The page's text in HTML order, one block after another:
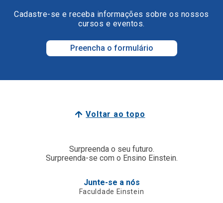
Cadastre-se e receba informações sobre os nossos
cursos e eventos.
Preencha o formulário
Voltar ao topo
Surpreenda o seu futuro.
Surpreenda-se com o Ensino Einstein.
Junte-se a nós
Faculdade Einstein